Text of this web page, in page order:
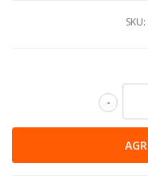
SKU:
-